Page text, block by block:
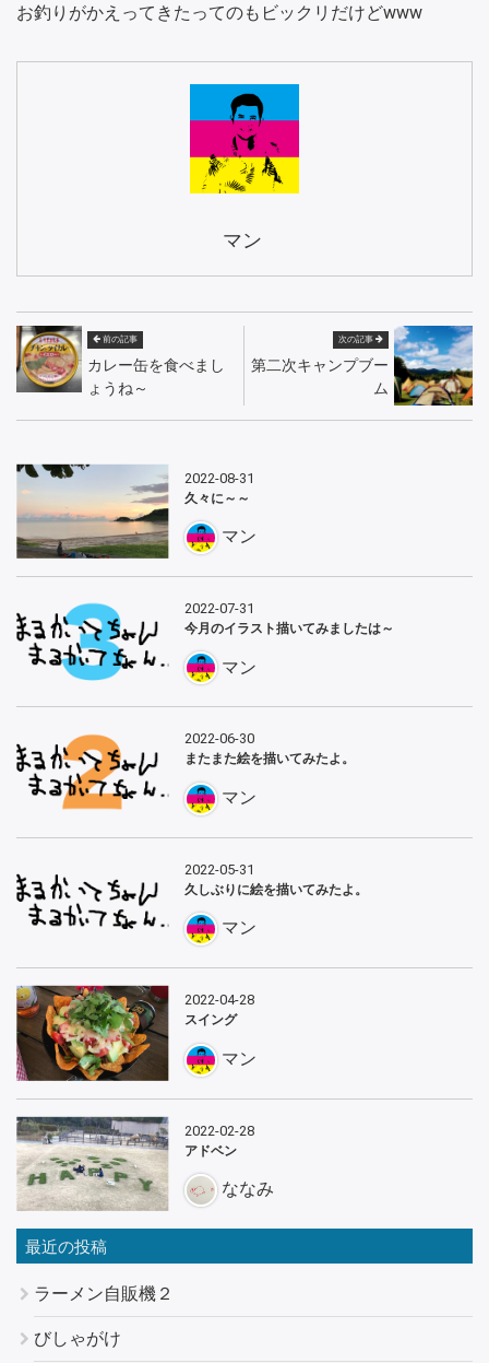
お釣りがかえってきたってのもビックリだけどwww
マン
前の記事
カレー缶を食べまし
ょうね～
次の記事
第二次キャンプブー
ム
2022-08-31
久々に～～
マン
2022-07-31
今月のイラスト描いてみましたは～
マン
2022-06-30
またまた絵を描いてみたよ。
マン
2022-05-31
久しぶりに絵を描いてみたよ。
マン
2022-04-28
スイング
マン
2022-02-28
アドベン
ななみ
最近の投稿
ラーメン自販機２
びしゃがけ